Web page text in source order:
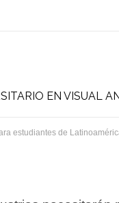
EN VISUAL
estudiantes de